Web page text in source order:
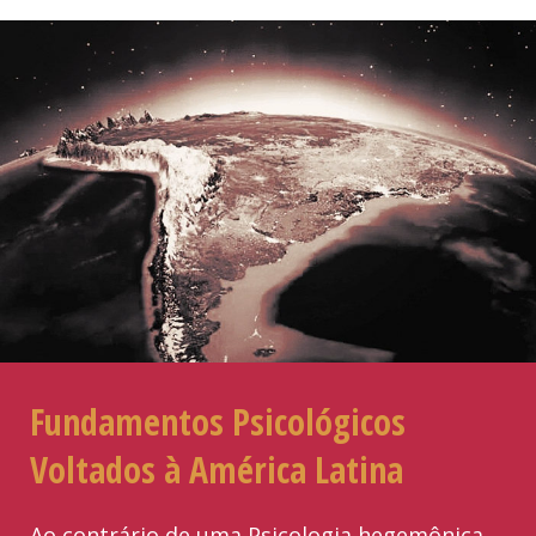
Fundamentos Psicológicos
Voltados à América Latina